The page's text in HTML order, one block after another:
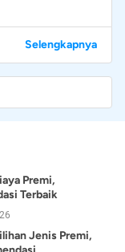
Selengkapnya
Premi,
Terbaik
Jenis Premi,